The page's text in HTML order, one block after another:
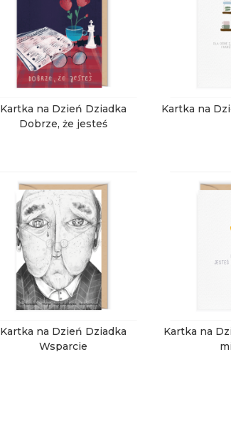
Kartka na Dzień Dziadka
Dobrze, że jesteś
Kartka na
Kartka na Dzień Dziadka
Wsparcie
Kartka na